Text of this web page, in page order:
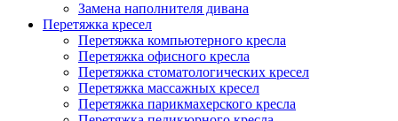
Замена наполнителя дивана
Перетяжка кресел
Перетяжка компьютерного кресла
Перетяжка офисного кресла
Перетяжка стоматологических кресел
Перетяжка массажных кресел
Перетяжка парикмахерского кресла